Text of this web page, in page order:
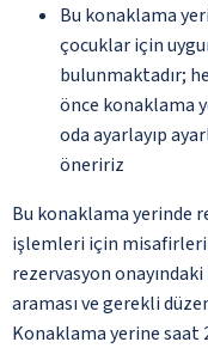
Bu konaklama
çocuklar için
bulunmaktadır;
önce konaklama
oda ayarlayıp
öneririz
Bu konaklama yerinde
işlemleri için
rezervasyon
araması ve gerekli
Konaklama yerine saat